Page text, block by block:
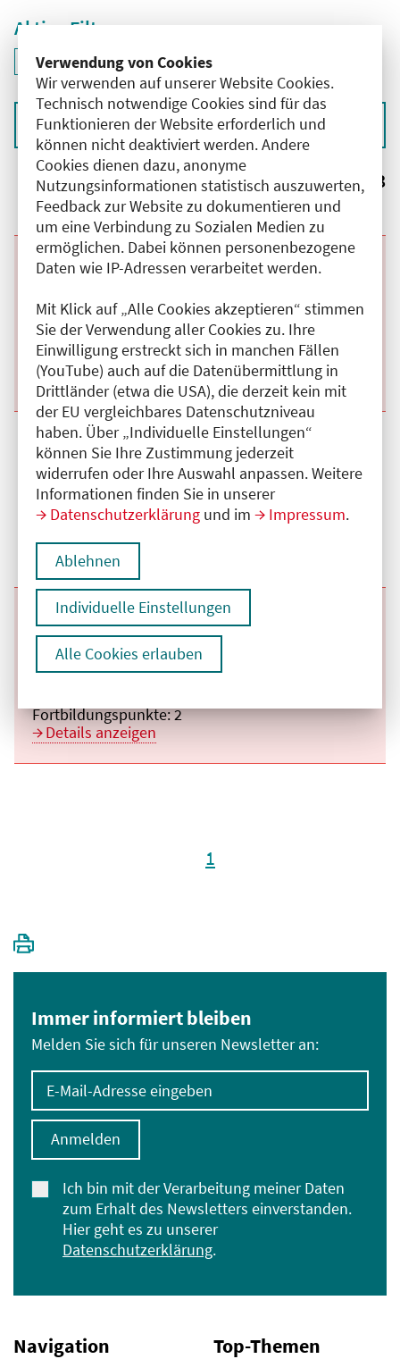
Verwendung von Cookies
Wir verwenden auf unserer Website Cookies.
Technisch notwendige Cookies sind für das
Funktionieren der Website erforderlich und
können nicht deaktiviert werden. Andere
Cookies dienen dazu, anonyme
Nutzungsinformationen statistisch auszuwerten,
Feedback zur Website zu dokumentieren und
um eine Verbindung zu Sozialen Medien zu
ermöglichen. Dabei können personenbezogene
Daten wie IP-Adressen verarbeitet werden.
Mit Klick auf „Alle Cookies akzeptieren“ stimmen
Sie der Verwendung aller Cookies zu. Ihre
Einwilligung erstreckt sich in manchen Fällen
(YouTube) auch auf die Datenübermittlung in
Drittländer (etwa die USA), die derzeit kein mit
der EU vergleichbares Datenschutzniveau
haben. Über „Individuelle Einstellungen“
können Sie Ihre Zustimmung jederzeit
widerrufen oder Ihre Auswahl anpassen. Weitere
Informationen finden Sie in unserer
Datenschutzerklärung und im Impressum.
Ablehnen
Individuelle Einstellungen
Alle Cookies erlauben
Aktive Filter
Filter
ID: ANT-2602332
deaktivieren und Suchergebnisse neu laden
Sortieren nach
Ergebnisse: 3
Beginn:
12.08.2026 Ende und Anfangszeit:
-12.08.2026 ,15:30 Uhr
Weiterbildung - Journal Club
Veranstaltungsort:
DRK Kliniken Berlin Köpenick, Salvador-Allende-
Str., 12559 Berlin
Kategorie:C
Fortbildungspunkte:2
Details anzeigen
Beginn:
26.08.2026Ende und Anfangszeit:
-26.08.2026,15:30 Uhr
Veranstaltungstitel:
Wöchentliche Viszeralchirurgische
Weiterbildung - Journal Club
Veranstaltungsort:
DRK Kliniken Berlin Köpenick, Salvador-Allende-
Str., 12559 Berlin
Kategorie:C
Fortbildungspunkte:
Details anzeigen
Beginn:
02.09.2026Ende und Anfangszeit:
-02.09.2026,15:30 Uhr
Veranstaltungstitel:
Wöchentliche Viszeralchirurgische
Weiterbildung - Journal Club
Veranstaltungsort:
DRK Kliniken Berlin Köpenick, Salvador-Allende-
Fortbildungspunkte:2
Details anzeigen
1
Immer informiert bleiben
Melden Sie sich für unseren Newsletter an:
E-Mail-Adresse eingeben
Ich bin mit der Verarbeitung meiner Daten
zum Erhalt des Newsletters einverstanden.
Hier geht es zu unserer
Datenschutzerklärung.
Anmelden
Navigation Top-Themen